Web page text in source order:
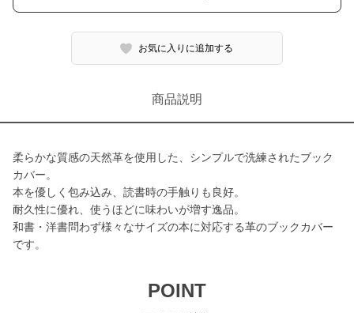
お気に入りに追加する
商品説明
柔らかな質感の天然革を使用した、シンプルで洗練されたブック
カバー。
本を優しく包み込み、読書時の手触りも良好。
耐久性に優れ、使うほどに味わいが増す逸品。
和書・洋書問わず様々なサイズの本に対応する革のブックカバー
です。
POINT